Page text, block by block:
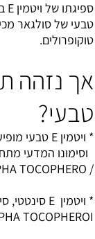
טבעי של סולגאר
טוקופרולים.
טבעי?
/ D-IPHA TOCOPHERO
TOCOPHEROI-